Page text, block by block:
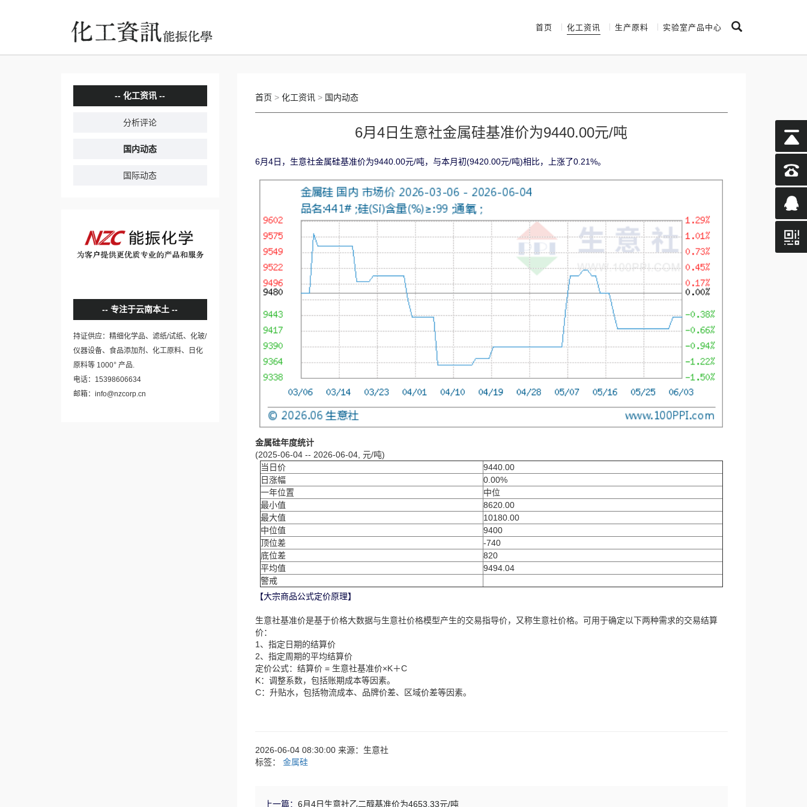
首页 化工资讯 生产原料 实验室产品中心
化工资讯
分析评论
国内动态
国际动态
专注于云南本土
持证供应：精细化学品、滤纸/试纸、化玻/
仪器设备、食品添加剂、化工原料、日化
原料等 1000+ 产品.
电话：15398606634
邮箱：info@nzcorp.cn
首页 > 化工资讯> 国内动态
6月4日生意社金属硅基准价为9440.00元/吨
6月4日，生意社金属硅基准价为9440.00元/吨，与本月初(9420.00元/吨)相比，上涨了0.21%。
金属硅年度统计
(2025-06-04 -- 2026-06-04, 元/吨)
当日价
9440.00
日涨幅
0.00%
一年位置
中位
最小值
8620.00
最大值
10180.00
中位值
9400
顶位差
-740
底位差
820
平均值
9494.04
警戒
【大宗商品公式定价原理】
生意社基准价是基于价格大数据与生意社价格模型产生的交易指导价，又称生意社价格。可用于确定以下两种需求的交易结算
价：
1、指定日期的结算价
2、指定周期的平均结算价
定价公式：结算价 = 生意社基准价×K＋C
K：调整系数，包括账期成本等因素。
C：升贴水，包括物流成本、品牌价差、区域价差等因素。
2026-06-04 08:30:00 来源：生意社
标签： 金属硅
上一篇： 6月4日生意社乙二醇基准价为4653.33元/吨